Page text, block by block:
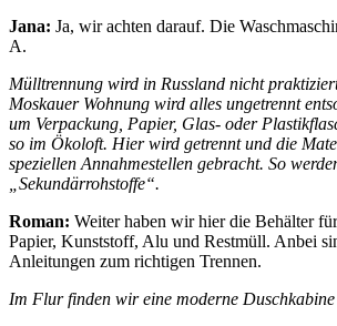
Jana: Ja, wir achten darauf. Die
A.
Mülltrennung wird in Russland nicht
Moskauer Wohnung wird alles ungetrennt
um Verpackung, Papier, Glas- oder
so im Ökoloft. Hier wird getrennt und die
speziellen Annahmestellen gebracht. So
„Sekundärrohstoffe“.
Roman: Weiter haben wir hier die Behälter
Papier, Kunststoff, Alu und Restmüll. Anbei
Anleitungen zum richtigen Trennen.
Im Flur finden wir eine moderne